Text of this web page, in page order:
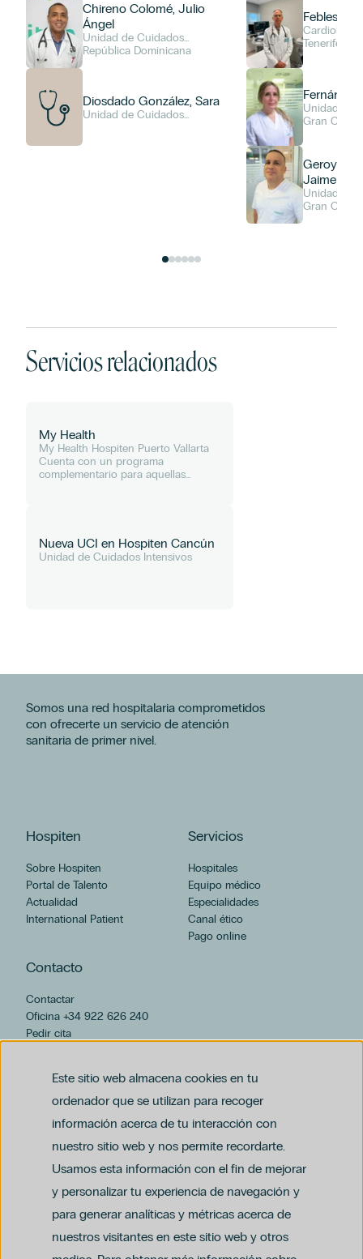
Este sitio web almacena cookies en tu
ordenador que se utilizan para recoger
información acerca de tu interacción con
nuestro sitio web y nos permite recordarte.
Usamos esta información con el fin de mejorar
y personalizar tu experiencia de navegación y
para generar analíticas y métricas acerca de
nuestros visitantes en este sitio web y otros
Chireno Colomé, Julio
Ángel
Unidad de Cuidados
Intensivos (UCI), Medicina
Interna
República Dominicana
Diosdado González, Sara
Unidad de Cuidados
Febles
Cuidados
Tenerife
Unidad de
Intensivos
Gran
Geroy
Jaime
Unidad de
Intensivos
Gran
Servicios relacionados
My Health
My Health Hospiten Puerto Vallarta
Cuenta con un programa
complementario para aquellas
Nueva UCI en Hospiten Cancún
Unidad de Cuidados Intensivos
Somos una red hospitalaria comprometidos
con ofrecerte un servicio de atención
sanitaria de primer nivel.
Hospiten
Sobre Hospiten
Portal de Talento
Actualidad
International Patient
Servicios
Hospitales
Equipo médico
Especialidades
Canal ético
Pago online
Contacto
Contactar
Oficina +34 922 626 240
Pedir cita
Política de privacidad y protección de datos
Política del canal ético (PDF)